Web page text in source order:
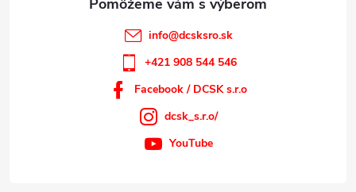
info@dcsksro.sk
+421 908 544 546
Facebook / DCSK s.r.o
dcsk_s.r.o/
YouTube